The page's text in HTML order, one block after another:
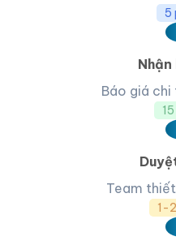
5
Báo giá chi
Team
1-